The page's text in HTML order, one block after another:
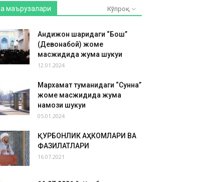
маърузалари Кўпроқ
Андижон шаҳридаги “Бош”
(Девонабой) жоме
масжидида жума шукуҳи
12.01.2024
Мархамат туманидаги “Сунна”
жоме масжидида жума
намози шукуҳи
05.01.2024
ҚУРБОНЛИК АҲКОМЛАРИ ВА
ФАЗИЛАТЛАРИ
16.07.2021